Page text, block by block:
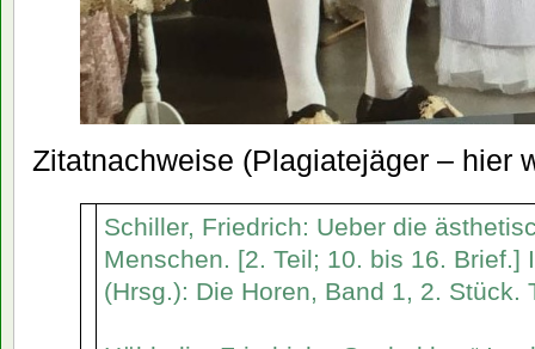
Zitatnachweise (Plagiatejäger – hier
Schiller, Friedrich: Ueber die
Menschen. [2. Teil; 10. bis 16. Brief.]
(Hrsg.): Die Horen, Band 1, 2. Stück.